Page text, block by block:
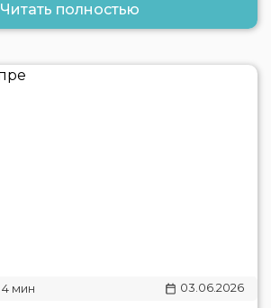
Читать полностью
03.06.2026